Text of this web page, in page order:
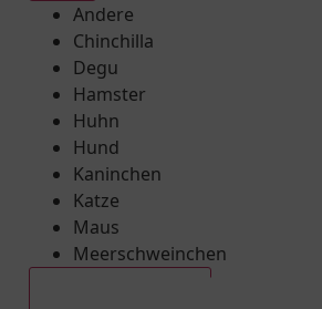
Andere
Chinchilla
Degu
Hamster
Huhn
Hund
Kaninchen
Katze
Maus
Meerschweinchen